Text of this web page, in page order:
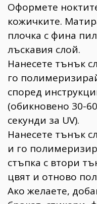
Оформете
кожичките.
плочка с фина
лъскавия слой.
Нанесете тънък
го
според
(обикновено 30-
секунди за UV).
Нанесете тънък
и го
стъпка с втори
цвят и отново
Ако желаете,